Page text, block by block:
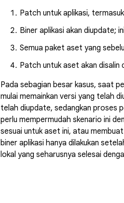
Patch untuk aplikasi,
Biner aplikasi akan diupdate;
Semua paket aset yang
Patch untuk aset akan disalin
Pada sebagian besar kasus, saat
mulai memainkan versi yang telah
telah diupdate, sedangkan proses
perlu mempermudah skenario ini
sesuai untuk aset ini, atau
biner aplikasi hanya dilakukan
lokal yang seharusnya selesai